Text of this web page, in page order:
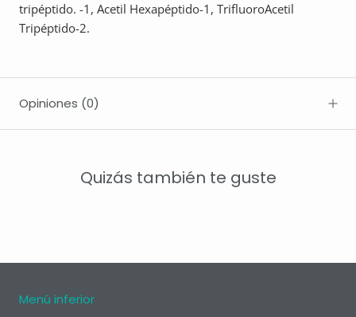
tripéptido. -1, Acetil Hexapéptido-1, TrifluoroAcetil
Tripéptido-2.
Opiniones (0)
Quizás también te guste
Menú inferior